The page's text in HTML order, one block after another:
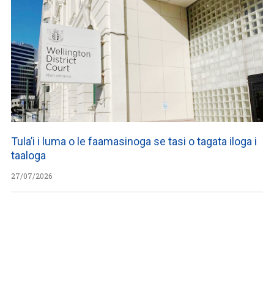
Tula’i i luma o le faamasinoga se tasi o tagata iloga i
taaloga
27/07/2026